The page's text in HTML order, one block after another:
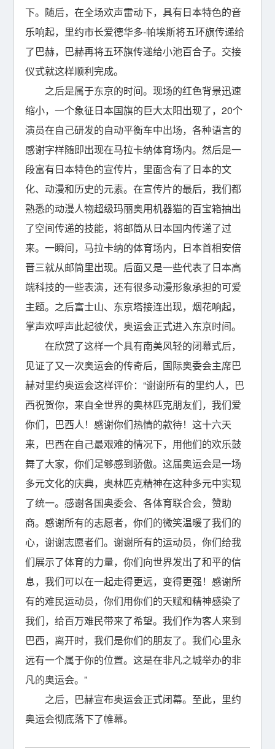
下。随后，在全场欢声雷动下，具有日本特色的音
乐响起，里约市长爱德华多-帕埃斯将五环旗传递给
了巴赫，巴赫再将五环旗传递给小池百合子。交接
仪式就这样顺利完成。
之后是属于东京的时间。现场的红色背景迅速
缩小，一个象征日本国旗的巨大太阳出现了，20个
演员在自己研发的自动平衡车中出场，各种语言的
感谢字样随即出现在马拉卡纳体育场内。然后是一
段富有日本特色的宣传片，里面含有了日本的文
化、动漫和历史的元素。在宣传片的最后，我们都
熟悉的动漫人物超级玛丽奥用机器猫的百宝箱抽出
了空间传递的技能，将邮筒从日本国内传递了过
来。一瞬间，马拉卡纳的体育场内，日本首相安倍
晋三就从邮筒里出现。后面又是一些代表了日本高
端科技的一些表演，还有很多动漫形象承担的可爱
主题。之后富士山、东京塔接连出现，烟花响起，
掌声欢呼声此起彼伏，奥运会正式进入东京时间。
在欣赏了这样一个具有南美风轻的闭幕式后，
见证了又一次奥运会的传奇后，国际奥委会主席巴
赫对里约奥运会这样评价：“谢谢所有的里约人，巴
西祝贺你，来自全世界的奥林匹克朋友们，我们爱
你们，巴西人！感谢你们热情的款待！这十六天
来，巴西在自己最艰难的情况下，用他们的欢乐鼓
舞了大家，你们足够感到骄傲。这届奥运会是一场
多元文化的庆典，奥林匹克精神在这种多元中实现
了统一。感谢各国奥委会、各体育联合会，赞助
商。感谢所有的志愿者，你们的微笑温暖了我们的
心，谢谢志愿者们。谢谢所有的运动员，你们给我
们展示了体育的力量，你们向世界发出了和平的信
息，我们可以在一起走得更远，变得更强！感谢所
有的难民运动员，你们用你们的天赋和精神感染了
我们，给百万难民带来了希望。我们作为客人来到
巴西，离开时，我们是你们的朋友了。我们心里永
远有一个属于你的位置。这是在非凡之城举办的非
凡的奥运会。”
之后，巴赫宣布奥运会正式闭幕。至此，里约
奥运会彻底落下了帷幕。